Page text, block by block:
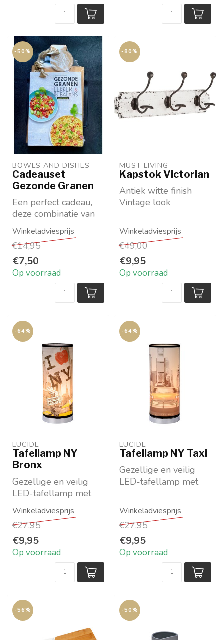
-50%
BOWLS AND DISHES
Cadeauset
Gezonde Granen
Een perfect cadeau,
deze combinatie van
kookboek met houten
serveerplank!
* Puu...
€14,95
€7,50
Op voorraad
-80%
MUST LIVING
Kapstok Victorian
Antiek witte finish
Vintage look
metalen haken
€49,00
€9,95
Op voorraad
-64%
LUCIDE
Tafellamp NY
Bronx
Gezellige en veilig
LED-tafellamp met
afbeelding New York
Bronx
Maat 15 cm x 15 ...
€27,95
€9,95
Op voorraad
-64%
LUCIDE
Tafellamp NY Taxi
Gezellige en veilig
LED-tafellamp met
Taxi
Maat 15 cm x 15 c...
€27,95
€9,95
Op voorraad
-56% -50%